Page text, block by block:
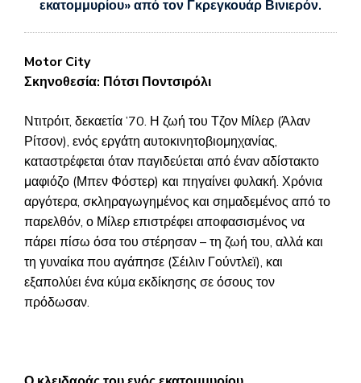
εκατομμυρίου» από τον Γκρεγκουάρ Βινιερόν.
Motor City
Σκηνοθεσία: Πότσι Ποντσιρόλι
Ντιτρόιτ, δεκαετία ’70. Η ζωή του Τζον Μίλερ (Άλαν
Ρίτσον), ενός εργάτη αυτοκινητοβιομηχανίας,
καταστρέφεται όταν παγιδεύεται από έναν αδίστακτο
μαφιόζο (Μπεν Φόστερ) και πηγαίνει φυλακή. Χρόνια
αργότερα, σκληραγωγημένος και σημαδεμένος από το
παρελθόν, ο Μίλερ επιστρέφει αποφασισμένος να
πάρει πίσω όσα του στέρησαν – τη ζωή του, αλλά και
τη γυναίκα που αγάπησε (Σέιλιν Γούντλεϊ), και
εξαπολύει ένα κύμα εκδίκησης σε όσους τον
πρόδωσαν.